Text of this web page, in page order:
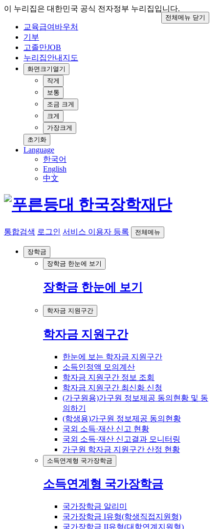
이 누리집은 대한민국 공식 전자정부 누리집입니다.
교육급여바우처
기부
고졸만JOB
누리집안내지도
화면크기 열기
작게
보통
조금 크게
크게
가장크게
초기화
Language
한국어
English
中文
통합검색 로그인 서비스 이용자 등록 전체메뉴
장학금
장학금 한눈에 보기
장학금 한눈에 보기
학자금 지원구간
학자금 지원구간
한눈에 보는 학자금 지원구간
소득인정액 모의계산
학자금 지원구간 정보 조회
학자금 지원구간 최신화 신청
(가구원용)가구원 정보제공 동의현황 및 동
의하기
(학생용)가구원 정보제공 동의현황
국외 소득·재산 신고 현황
국외 소득·재산 신고결과 모니터링
가구원 학자금 지원구간 산정 현황
소득연계형 국가장학금
소득연계형 국가장학금
국가장학금 알리미
국가장학금 I유형(학생직접지원형)
국가장학금 II유형(대학연계지원형)
전체메뉴 닫기